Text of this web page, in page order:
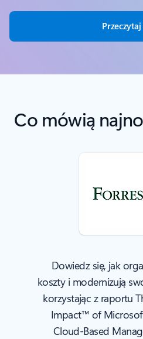
Co mówią
Dowiedz się, jak
koszty i modernizują
korzystając z raportu
Impact™ of
Cloud-Based